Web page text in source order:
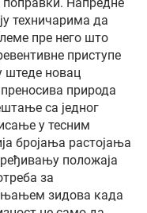
техничарима да
пре него што
приступе
штеде новац
природа
са једног
у тесним
бројања растојања
положаја
за
зидова када